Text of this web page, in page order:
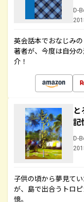
D-
英会話本でおなじみ
著者が、今度は自分
介！
D-
子供の頃から夢見て
が、島で出合うトロ
憶。